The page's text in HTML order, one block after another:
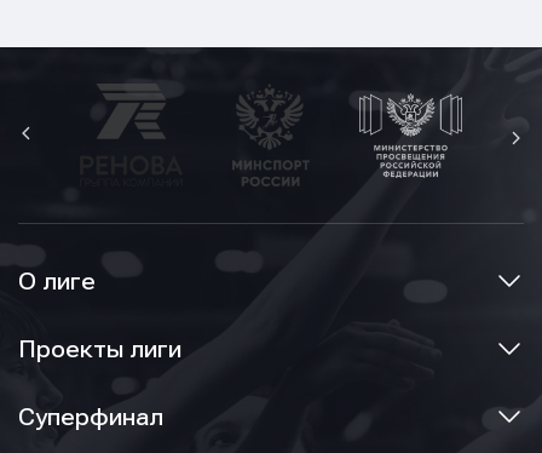
О лиге
Проекты лиги
Суперфинал